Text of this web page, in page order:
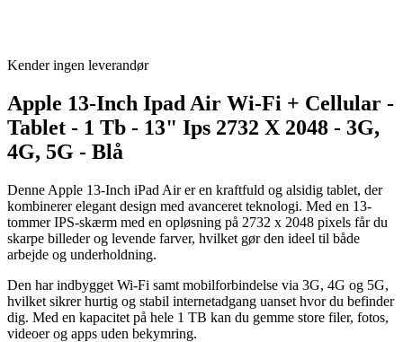
Kender ingen leverandør
Apple 13-Inch Ipad Air Wi-Fi + Cellular -
Tablet - 1 Tb - 13" Ips 2732 X 2048 - 3G,
4G, 5G - Blå
Denne Apple 13-Inch iPad Air er en kraftfuld og alsidig tablet, der
kombinerer elegant design med avanceret teknologi. Med en 13-
tommer IPS-skærm med en opløsning på 2732 x 2048 pixels får du
skarpe billeder og levende farver, hvilket gør den ideel til både
arbejde og underholdning.
Den har indbygget Wi-Fi samt mobilforbindelse via 3G, 4G og 5G,
hvilket sikrer hurtig og stabil internetadgang uanset hvor du befinder
dig. Med en kapacitet på hele 1 TB kan du gemme store filer, fotos,
videoer og apps uden bekymring.